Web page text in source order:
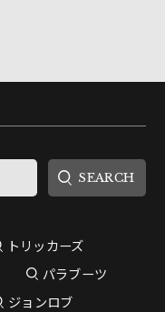
トリッカーズ
パラブーツ
ジョンロブ